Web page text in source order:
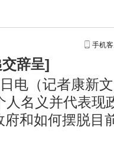
手机
辞呈]
（记者康新文
人名义并代表现
和如何摆脱目